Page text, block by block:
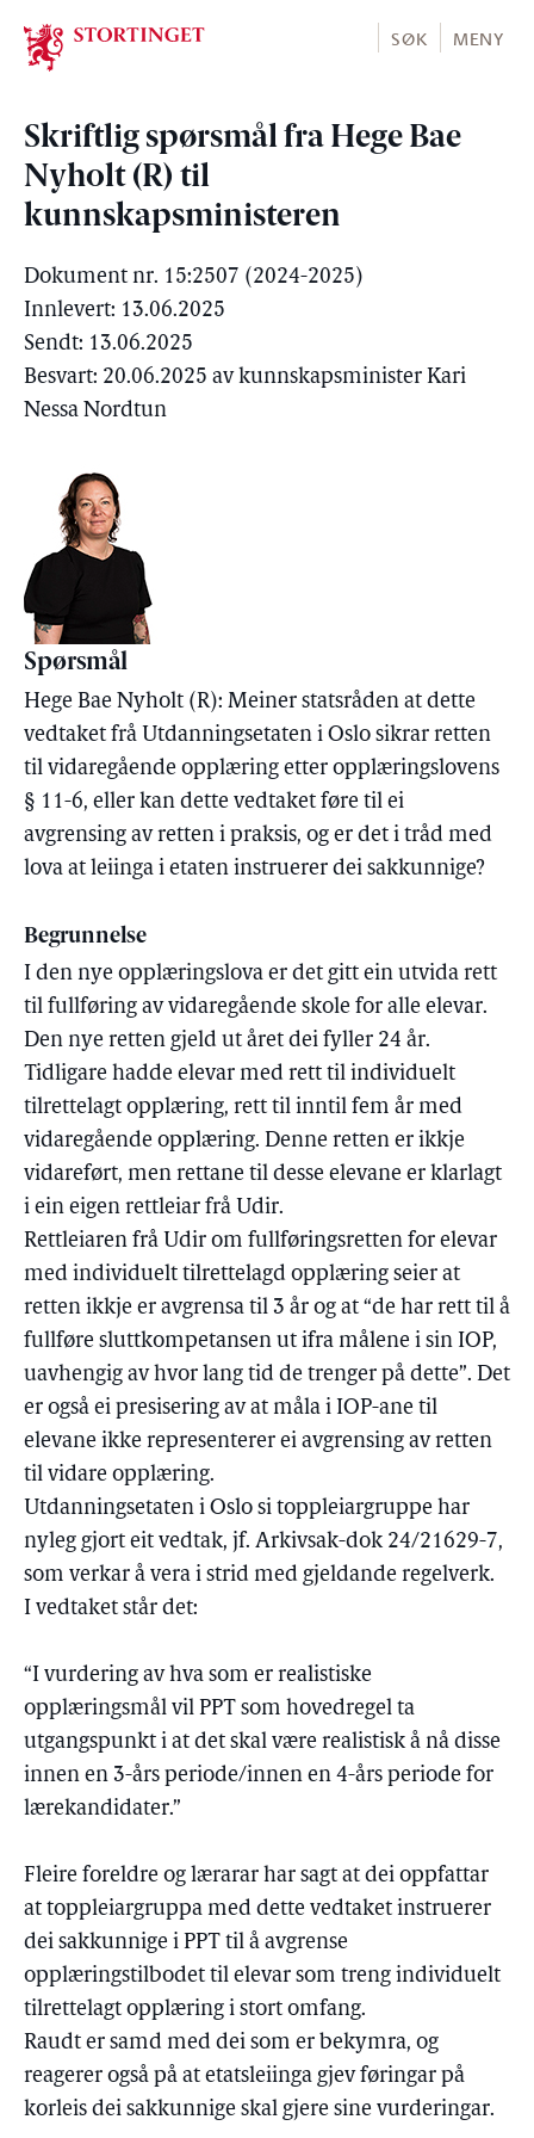
Stortinget.no
SØK MENY
Skriftlig spørsmål fra Hege Bae
Nyholt (R) til
kunnskapsministeren
Dokument nr. 15:2507 (2024-2025)
Innlevert: 13.06.2025
Sendt: 13.06.2025
Besvart: 20.06.2025 av kunnskapsminister Kari
Nessa Nordtun
Spørsmål
Hege Bae Nyholt (R): Meiner statsråden at dette
vedtaket frå Utdanningsetaten i Oslo sikrar retten
til vidaregående opplæring etter opplæringslovens
§ 11-6, eller kan dette vedtaket føre til ei
avgrensing av retten i praksis, og er det i tråd med
lova at leiinga i etaten instruerer dei sakkunnige?
Begrunnelse
I den nye opplæringslova er det gitt ein utvida rett
til fullføring av vidaregående skole for alle elevar.
Den nye retten gjeld ut året dei fyller 24 år.
Tidligare hadde elevar med rett til individuelt
tilrettelagt opplæring, rett til inntil fem år med
vidaregående opplæring. Denne retten er ikkje
vidareført, men rettane til desse elevane er klarlagt
i ein eigen rettleiar frå Udir.
Rettleiaren frå Udir om fullføringsretten for elevar
med individuelt tilrettelagd opplæring seier at
retten ikkje er avgrensa til 3 år og at “de har rett til å
fullføre sluttkompetansen ut ifra målene i sin IOP,
uavhengig av hvor lang tid de trenger på dette”. Det
er også ei presisering av at måla i IOP-ane til
elevane ikke representerer ei avgrensing av retten
til vidare opplæring.
Utdanningsetaten i Oslo si toppleiargruppe har
nyleg gjort eit vedtak, jf. Arkivsak-dok 24/21629-7,
som verkar å vera i strid med gjeldande regelverk.
I vedtaket står det:
“I vurdering av hva som er realistiske
opplæringsmål vil PPT som hovedregel ta
utgangspunkt i at det skal være realistisk å nå disse
innen en 3-års periode/innen en 4-års periode for
lærekandidater.”
Fleire foreldre og lærarar har sagt at dei oppfattar
at toppleiargruppa med dette vedtaket instruerer
dei sakkunnige i PPT til å avgrense
opplæringstilbodet til elevar som treng individuelt
tilrettelagt opplæring i stort omfang.
Raudt er samd med dei som er bekymra, og
reagerer også på at etatsleiinga gjev føringar på
korleis dei sakkunnige skal gjere sine vurderingar.